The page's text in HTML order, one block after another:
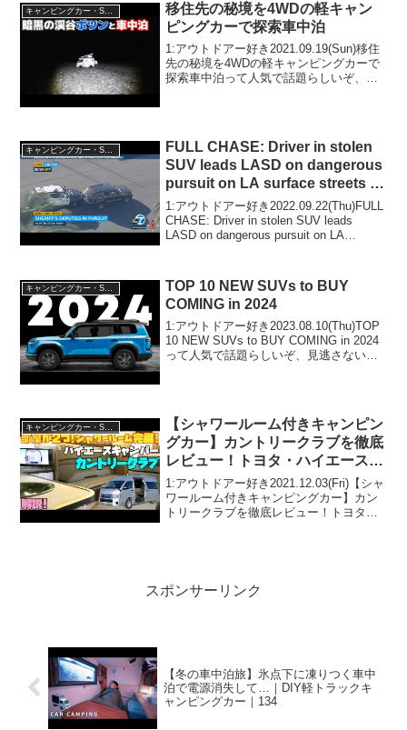
キャンピングカー・SUV人気車種
移住先の秘境を4WDの軽キャン
ピングカーで探索車中泊
1:アウトドアー好き2021.09.19(Sun)移住
先の秘境を4WDの軽キャンピングカーで
探索車中泊って人気で話題らしいぞ、見
FULL CHASE: Driver in stolen
SUV leads LASD on dangerous
pursuit on LA surface streets l
ABC7
1:アウトドアー好き2022.09.22(Thu)FULL
CHASE: Driver in stolen SUV leads
LASD on dangerous pursuit on LA
キャンピングカー・SUV人気車種
TOP 10 NEW SUVs to BUY
COMING in 2024
1:アウトドアー好き2023.08.10(Thu)TOP
10 NEW SUVs to BUY COMING in 2024
って人気で話題らしいぞ、見逃さない
【シャワールーム付きキャンピン
グカー】カントリークラブを徹底
レビュー！トヨタ・ハイエース・
スーパーロングベース、バンコン
の老舗レクビィが誇るハイエンド
バンコン！道の駅巡りや車中泊の
1:アウトドアー好き2021.12.03(Fri)【シャ
ワールーム付きキャンピングカー】カン
トリークラブを徹底レビュー！トヨタ・
スポンサーリンク
【冬の車中泊旅】氷点下に凍りつく車中
泊で電源消失して…｜DIY軽トラックキ
ャンピングカー｜134